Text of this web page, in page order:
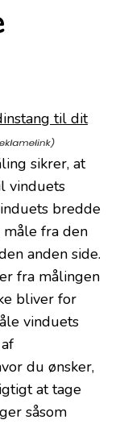
til dit
sikrer, at
vinduets
bredde
fra den
anden side.
fra målingen
bliver for
vinduets
du ønsker,
at tage
såsom